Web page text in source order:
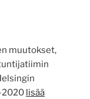
muutokset,
2020 lisää